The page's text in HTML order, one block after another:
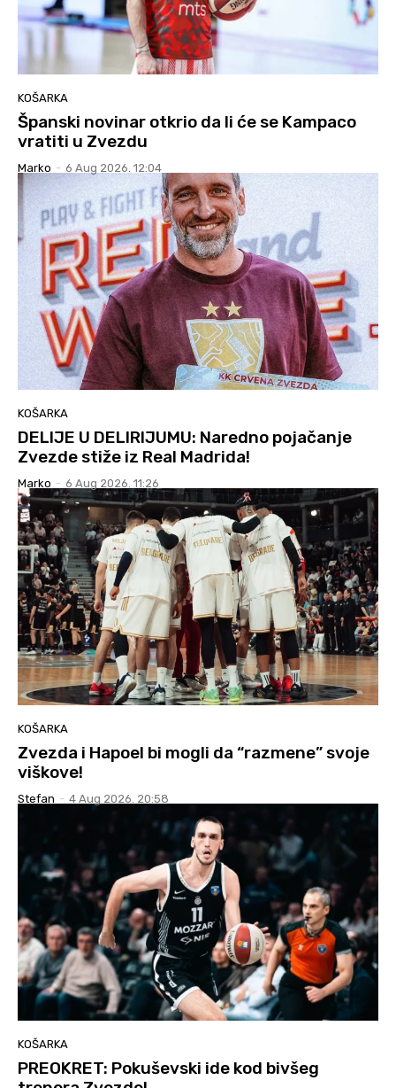
KOŠARKA
Španski novinar otkrio da li će se Kampaco
vratiti u Zvezdu
Marko - 6 Aug 2026. 12:04
KOŠARKA
DELIJE U DELIRIJUMU: Naredno pojačanje
Zvezde stiže iz Real Madrida!
Marko - 6 Aug 2026. 11:26
KOŠARKA
Zvezda i Hapoel bi mogli da “razmene” svoje
viškove!
Stefan - 4 Aug 2026. 20:58
KOŠARKA
PREOKRET: Pokuševski ide kod bivšeg